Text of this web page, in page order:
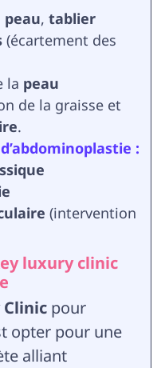
peau, tablier
(écartement des
la peau
de la graisse et
.
:
(intervention
luxury clinic
pour
opter pour une
alliant